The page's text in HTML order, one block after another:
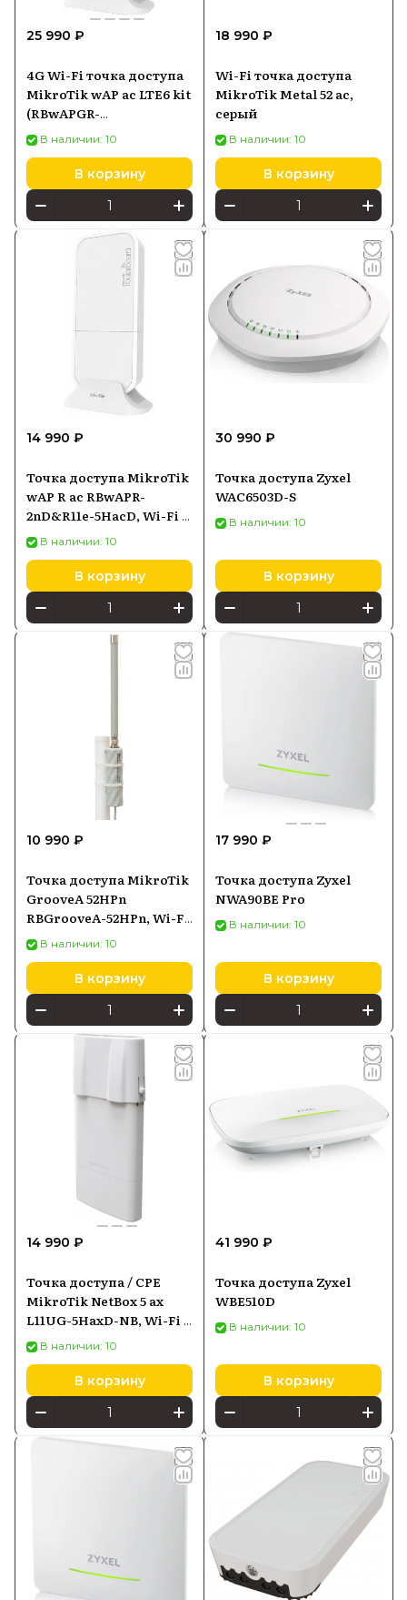
25 990 ₽
4G Wi-Fi точка доступа
MikroTik wAP ac LTE6 kit
(RBwAPGR-
5HacD2HnD&R11e-LTE6)
В наличии: 10
В корзину
18 990 ₽
Wi-Fi точка доступа
MikroTik Metal 52 ac,
серый
В наличии: 10
В корзину
14 990 ₽
Точка доступа MikroTik
wAP R ac RBwAPR-
2nD&R11e-5HacD, Wi-Fi 5
2,4/5 ГГц, PoE-in
В наличии: 10
В корзину
30 990 ₽
Точка доступа Zyxel
WAC6503D-S
В наличии: 10
В корзину
10 990 ₽
Точка доступа MikroTik
GrooveA 52HPn
RBGrooveA-52HPn, Wi-Fi
2,4/5 ГГц, PoE-in
В наличии: 10
В корзину
17 990 ₽
Точка доступа Zyxel
NWA90BE Pro
В наличии: 10
В корзину
14 990 ₽
Точка доступа / CPE
MikroTik NetBox 5 ax
L11UG-5HaxD-NB, Wi-Fi 6
5 ГГц, Gigabit Ethernet,
PoE-in, PoE-инжектор
В наличии: 10
В корзину
41 990 ₽
Точка доступа Zyxel
WBE510D
В наличии: 10
В корзину